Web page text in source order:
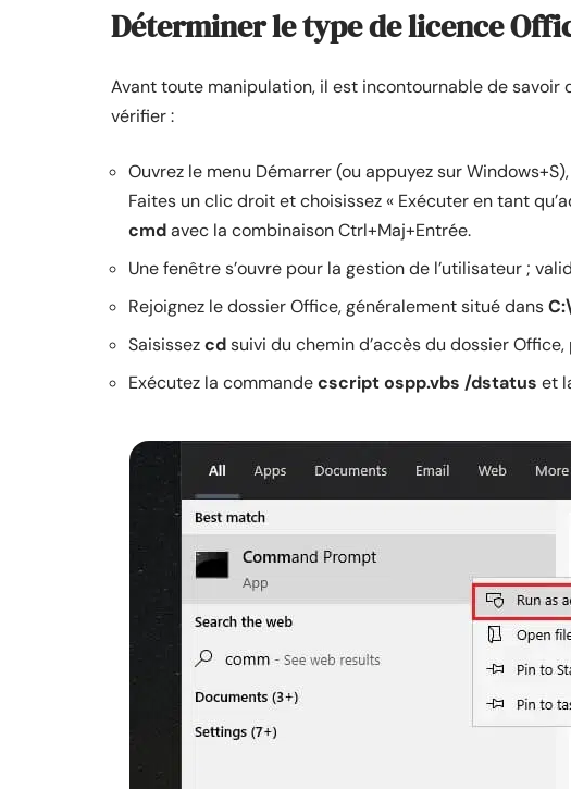
Déterminer le type de licence
Avant toute manipulation, il est incontournable de savoir
vérifier :
Ouvrez le menu Démarrer (ou appuyez sur
Faites un clic droit et choisissez « Exécuter en tant
cmdavec la combinaison Ctrl+Maj+Entrée.
Une fenêtre s’ouvre pour la gestion de l’utilisateur ;
Rejoignez le dossier Office, généralement situé dans
Saisissezcdsuivi du chemin d’accès du dossier Office,
Exécutez la commandecscript ospp.vbs /dstatus et